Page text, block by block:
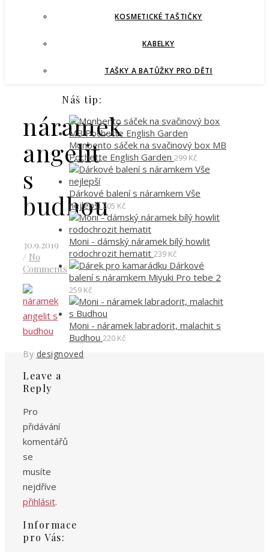
KOSMETICKÉ TAŠTIČKY
KABELKY
TAŠKY A BATŮŽKY PRO DĚTI
náramek
angelit
s
budhou
30.9.2019
/ No
Comments
By designoved
Leave a
Reply
Pro
přidávání
komentářů
se
musíte
nejdříve
přihlásit.
Náš tip:
Monbento sáček na svačinový box MB
Pochette English Garden 299 Kč
Dárkové balení s náramkem Vše
nejlepší 205 Kč
Moni - dámský náramek bílý howlit
rodochrozit hematit 239 Kč
Dárkové
balení s náramkem Miyuki Pro tebe 2
259 Kč
Moni - náramek labradorit, malachit s
Budhou 220 Kč
Informace
pro Vás: